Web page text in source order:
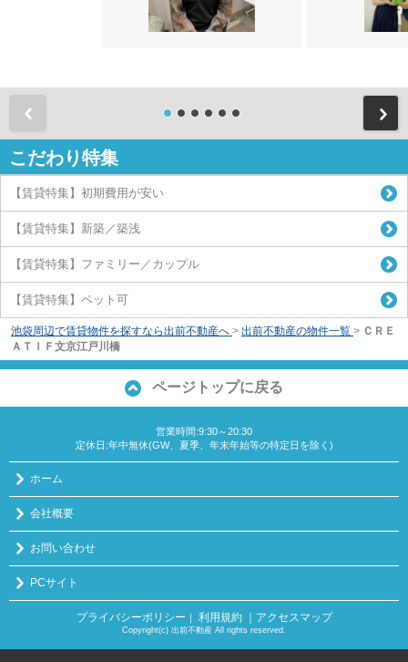
こだわり特集
【賃貸特集】初期費用が安い
【賃貸特集】新築／築浅
【賃貸特集】ファミリー／カップル
【賃貸特集】ペット可
池袋周辺で賃貸物件を探すなら出前不動産へ > 出前不動産の物件一覧 > ＣＲＥ
ＡＴＩＦ文京江戸川橋
ページトップに戻る
営業時間:9:30～20:30
定休日:年中無休(GW、夏季、年末年始等の特定日を除く)
ホーム
会社概要
お問い合わせ
PCサイト
プライバシーポリシー 利用規約 ｜アクセスマップ
Copyright(c) 出前不動産 All rights reserved.